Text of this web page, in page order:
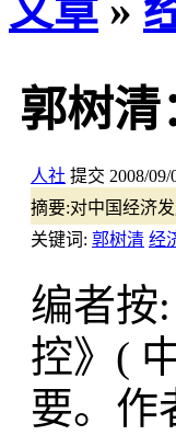
文章 »
郭树清
人社 提交 2008/09/
摘要:对中国经济
关键词: 郭树清 经
编者按
控》(
要。作